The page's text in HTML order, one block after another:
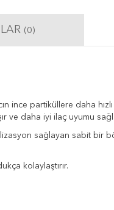
(0)
ince partiküllere daha
ve daha iyi ilaç uyumu
sağlayan sabit bir
kolaylaştırır.